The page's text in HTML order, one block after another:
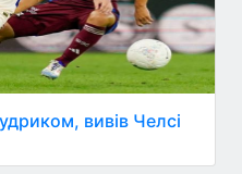
вивів Челсі